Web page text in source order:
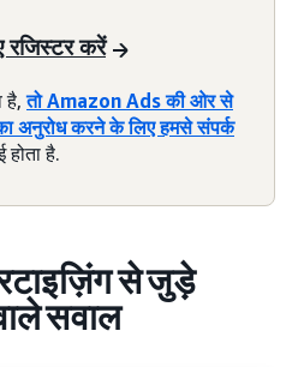
करें
है,तो Amazon Ads की ओर से
अनुरोध करने के लिए हमसे संपर्क
है.
से जुड़े
सवाल